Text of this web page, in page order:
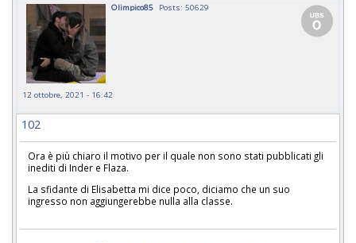
Olimpico85 Posts: 50629
12 ottobre, 2021 - 16:42
102
Ora è più chiaro il motivo per il quale non sono stati pubblicati gli
inediti di Inder e Flaza.
La sfidante di Elisabetta mi dice poco, diciamo che un suo
ingresso non aggiungerebbe nulla alla classe.